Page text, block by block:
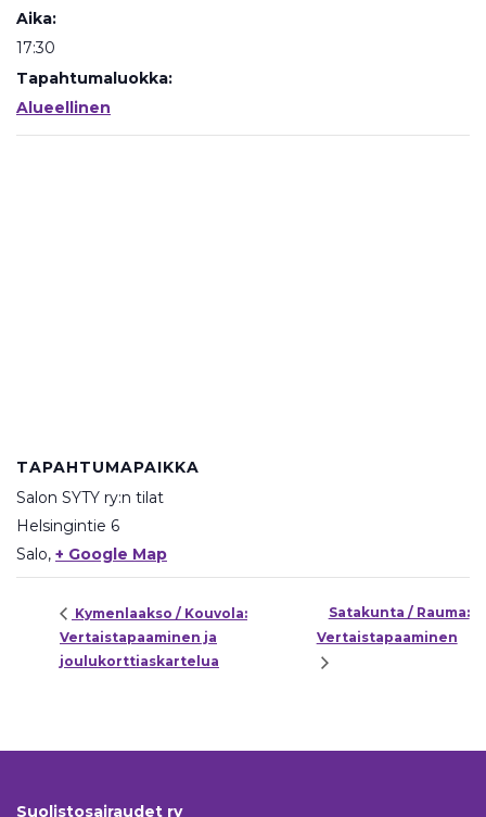
Aika:
17:30
Tapahtumaluokka:
Alueellinen
TAPAHTUMAPAIKKA
Salon SYTY ry:n tilat
Helsingintie 6
Salo, + Google Map
Kymenlaakso / Kouvola:
Vertaistapaaminen ja
joulukorttiaskartelua
Satakunta / Rauma:
Vertaistapaaminen
Suolistosairaudet ry